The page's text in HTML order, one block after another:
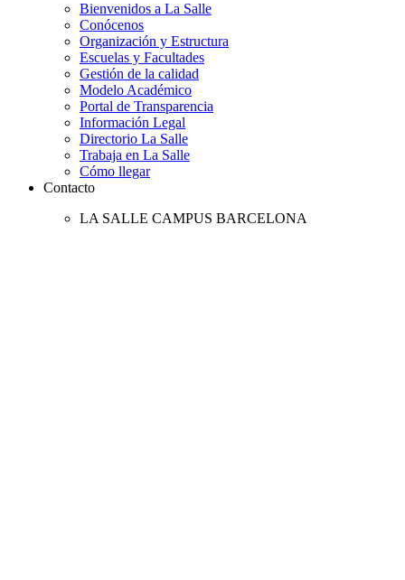
Bienvenidos a La Salle
Conócenos
Organización y Estructura
Escuelas y Facultades
Gestión de la calidad
Modelo Académico
Portal de Transparencia
Información Legal
Directorio La Salle
Trabaja en La Salle
Cómo llegar
Contacto
LA SALLE CAMPUS BARCELONA